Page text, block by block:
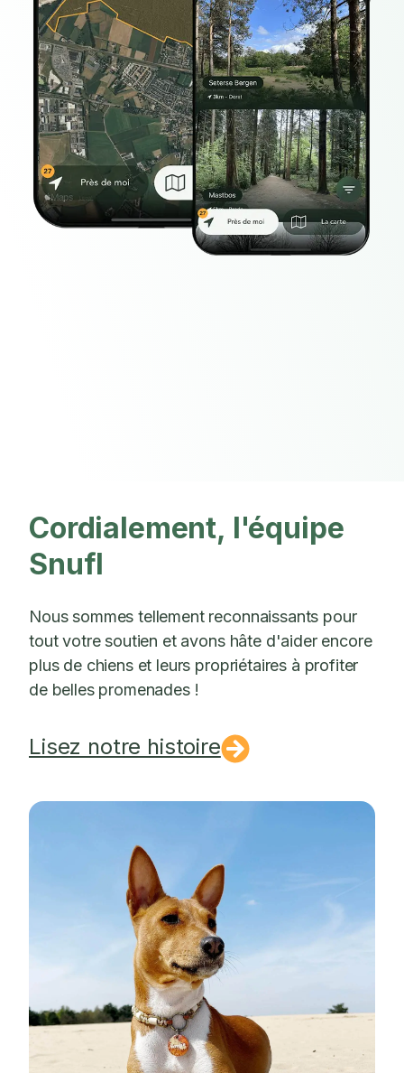
Cordialement, l'équipe
Snufl
Nous sommes tellement reconnaissants pour
tout votre soutien et avons hâte d'aider encore
plus de chiens et leurs propriétaires à profiter
de belles promenades !
Lisez notre histoire